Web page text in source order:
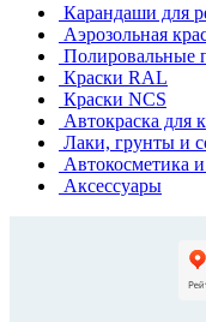
Карандаши для
Аэрозольная
Полировальные
Краски RAL
Краски NCS
Автокраска для
Лаки, грунты и
Автокосметика
Аксессуары